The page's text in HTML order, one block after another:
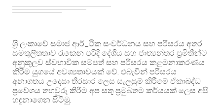
ශ‍්‍රී ලංකාවේ සමාජ ආර්_ථික සංවර්ධනය සහ පරිසරය අතර
සමතුලිතතාව රැකෙන පරිදි දේශීය සහ ජාත්‍යන්තර ප්‍රමිතීන්ට
අනුකූලව ස්වභාවික සම්පත් සහ පරිසරය කළමනාකරණය
කිරීම යුගයේ අවශ්‍යතාවයක් වේ. එබැවින් පරිසරය
අනාගතය උදෙසා තිරසාර ලෙස සැලසුම් කිරීමේ ඒකාබද්ධ
ප‍්‍රවේශය තහවුරු කිරීම අප සතු ප්‍රමුඛතම කර්යයක් ලෙස අපි
හඳුනාගෙන සිටිමු.